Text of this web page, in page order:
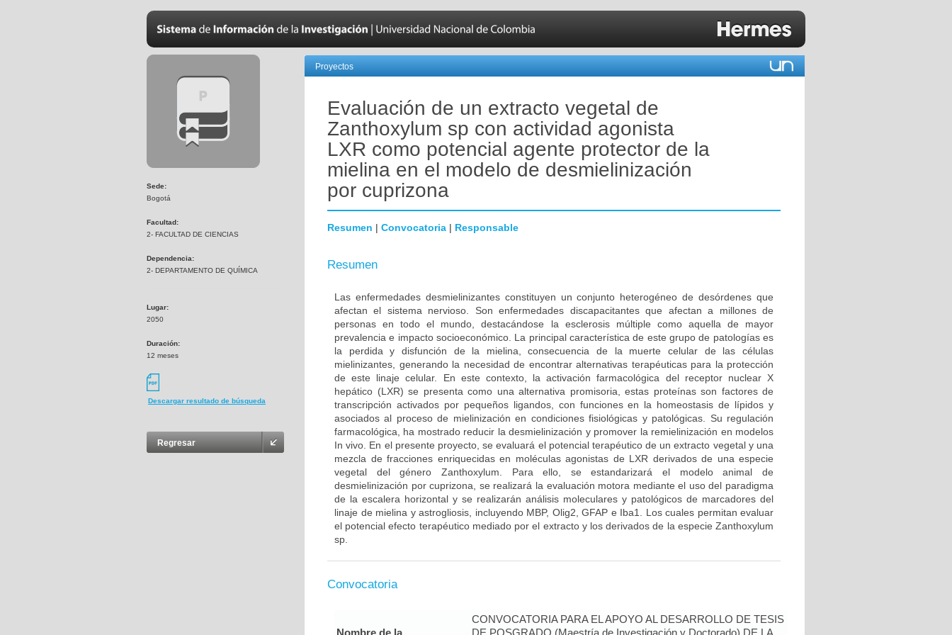
Sede:
Bogotá
Facultad:
2- FACULTAD DE CIENCIAS
Dependencia:
2- DEPARTAMENTO DE QUÍMICA
Lugar:
2050
Duración:
12 meses
Descargar resultado de búsqueda
Regresar
Proyectos
Evaluación de un extracto vegetal de
Zanthoxylum sp con actividad agonista
LXR como potencial agente protector de la
mielina en el modelo de desmielinización
por cuprizona
Resumen | Convocatoria | Responsable
Resumen
Las enfermedades desmielinizantes constituyen un conjunto heterogéneo de desórdenes que
afectan el sistema nervioso. Son enfermedades discapacitantes que afectan a millones de
personas en todo el mundo, destacándose la esclerosis múltiple como aquella de mayor
prevalencia e impacto socioeconómico. La principal característica de este grupo de patologías es
la perdida y disfunción de la mielina, consecuencia de la muerte celular de las células
mielinizantes, generando la necesidad de encontrar alternativas terapéuticas para la protección
de este linaje celular. En este contexto, la activación farmacológica del receptor nuclear X
hepático (LXR) se presenta como una alternativa promisoria, estas proteínas son factores de
transcripción activados por pequeños ligandos, con funciones en la homeostasis de lípidos y
asociados al proceso de mielinización en condiciones fisiológicas y patológicas. Su regulación
farmacológica, ha mostrado reducir la desmielinización y promover la remielinización en modelos
In vivo. En el presente proyecto, se evaluará el potencial terapéutico de un extracto vegetal y una
mezcla de fracciones enriquecidas en moléculas agonistas de LXR derivados de una especie
vegetal del género Zanthoxylum. Para ello, se estandarizará el modelo animal de
desmielinización por cuprizona, se realizará la evaluación motora mediante el uso del paradigma
de la escalera horizontal y se realizarán análisis moleculares y patológicos de marcadores del
linaje de mielina y astrogliosis, incluyendo MBP, Olig2, GFAP e Iba1. Los cuales permitan evaluar
el potencial efecto terapéutico mediado por el extracto y los derivados de la especie Zanthoxylum
sp.
Convocatoria
Nombre de la
CONVOCATORIA PARA EL APOYO AL DESARROLLO DE TESIS
DE POSGRADO (Maestría de Investigación y Doctorado) DE LA